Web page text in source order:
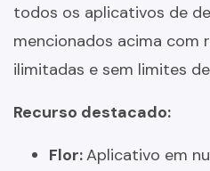
todos os aplicativos de
mencionados acima com
ilimitadas e sem limites
Recurso destacado:
Flor:Aplicativo em